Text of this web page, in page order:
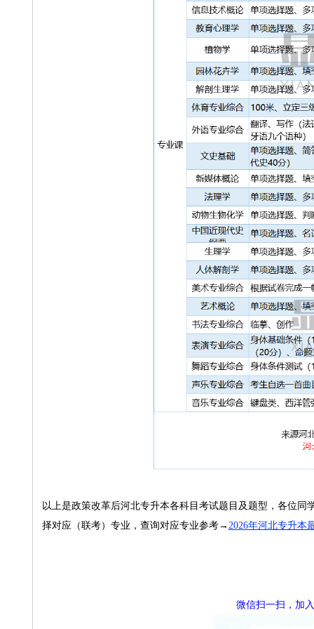
以上是政策改革后河北专升本各科目考试题目及题型，各位同
择对应（联考）专业，查询对应专业参考→ 2026年河北专升本
微信扫一扫，加